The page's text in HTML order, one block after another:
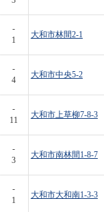
-
1
大和市林間2-1
-
4
大和市中央5-2
-
11
大和市上草柳7-8-3
-
3
大和市南林間1-8-7
-
1
大和市大和南1-3-3